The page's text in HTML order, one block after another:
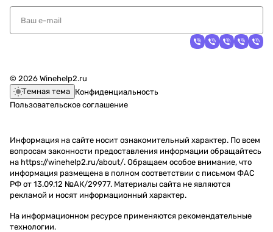
© 2026 Winehelp2.ru
Темная тема Конфиденциальность
Пользовательское соглашение
Информация на сайте носит ознакомительный характер. По всем
вопросам законности предоставления информации обращайтесь
на https://winehelp2.ru/about/. Обращаем особое внимание, что
информация размещена в полном соответствии с письмом ФАС
РФ от 13.09.12 №АК/29977. Материалы сайта не являются
рекламой и носят информационный характер.
На информационном ресурсе применяются рекомендательные
технологии.